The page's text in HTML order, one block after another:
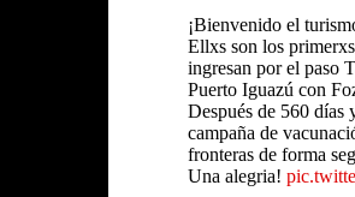
¡Bienvenido el
Ellxs son los
ingresan por el paso
Puerto Iguazú con
Después de 560 días
campaña de
fronteras de forma
Una alegria!